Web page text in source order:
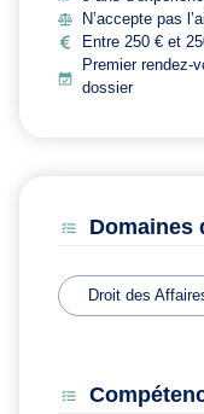
N’accepte pas
Entre 250 € et
Premier rendez-
dossier
Domaines
Droit des